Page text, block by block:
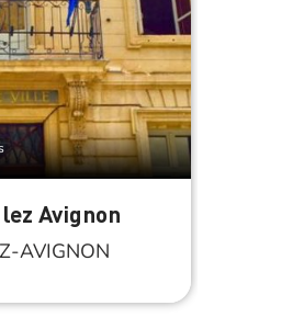
Avignon
AVIGNON